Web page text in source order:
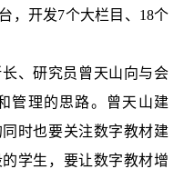
，开发7个大栏目、18个
、研究员曾天山向与会
管理的思路。曾天山建
时也要关注数字教材建
学生，要让数字教材增